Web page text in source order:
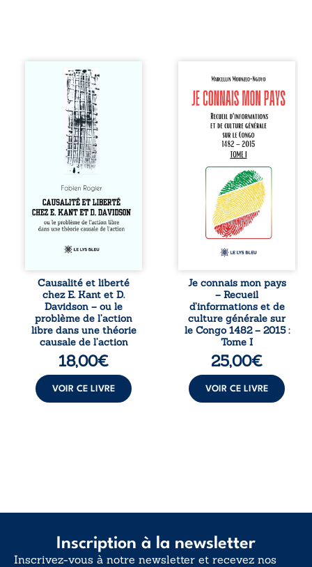
Sommes-nous
vraiment libres si
chacun de nos
actes s’inscrit
dans une chaîne
de causes ? À
travers une
confrontation
entre les pensées
d’Emmanuel Kant
et de Donald
Davidson, cet
essai explore les
liens entre libre
déterminisme
responsabilité. De
la volonté
kantienne au
monisme anomal
de Davidson, il
interroge la
manière dont les
intentions et les
croyances
peuvent ...
Causalité et liberté
chez E. Kant et D.
Davidson – ou le
problème de l’action
libre dans une théorie
causale de l’action
18,00€
VOIR CE LIVRE
Je connais mon
pays se présente
comme une œuvre
de transmission et
d’éveil civique,
destinée à raviver
la mémoire
congolaise. En
retraçant les
grandes étapes de
l’histoire
nationale, il
entend combattre
l’ignorance, le
repli identitaire et
l’affaiblissement
patriotique.
Accessible à tous,
ce recueil offre
des repères
essentiels pour
mieux
comprendre le ...
Je connais mon pays
– Recueil
d’informations et de
culture générale sur
le Congo 1482 – 2015 :
Tome I
25,00€
VOIR CE LIVRE
Inscription à la newsletter
Inscrivez-vous à notre newsletter et recevez nos